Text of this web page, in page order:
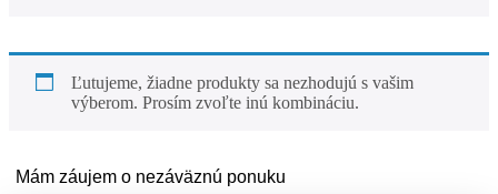
Ľutujeme, žiadne produkty sa nezhodujú s vašim
výberom. Prosím zvoľte inú kombináciu.
Mám záujem o nezáväznú ponuku